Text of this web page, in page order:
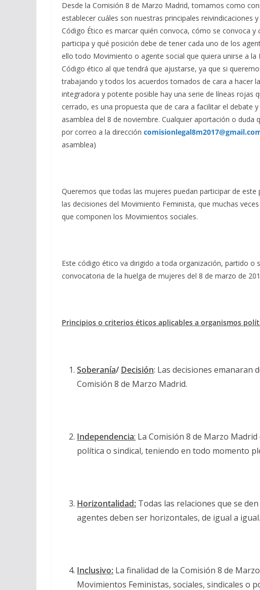
Desde la Comisión 8 de Marzo Madrid, tomamos como
establecer cuáles son nuestras principales reivindicaciones
Código Ético es marcar quién convoca, cómo se convoca
participa y qué posición debe de tener cada uno de los
ello todo Movimiento o agente social que quiera unirse a
Código ético al que tendrá que ajustarse, ya que si
trabajando y todos los acuerdos tomados de cara a hacer
integradora y potente posible hay una serie de líneas rojas
cerrado, es una propuesta que de cara a facilitar el debate
asamblea del 8 de noviembre. Cualquier aportación o duda
por correo a la dirección
asamblea)
Queremos que todas las mujeres puedan participar de
las decisiones del Movimiento Feminista, que muchas
que componen los Movimientos sociales.
Este código ético va dirigido a toda organización, partido o
convocatoria de la huelga de mujeres del 8 de marzo de
Principios o criterios éticos aplicables a organismos
Soberanía/ Decisión: Las decisiones emanaran
Comisión 8 de Marzo Madrid.
Independencia: La Comisión 8 de Marzo
política o sindical, teniendo en todo momento
Horizontalidad: Todas las relaciones que se
agentes deben ser horizontales, de igual a igual.
Inclusivo: La finalidad de la Comisión 8 de
Movimientos Feministas, sociales, sindicales o